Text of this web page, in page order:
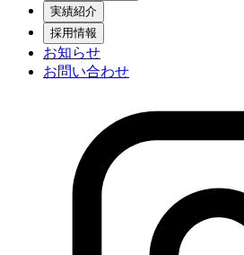
実績紹介
採用情報
お知らせ
お問い合わせ